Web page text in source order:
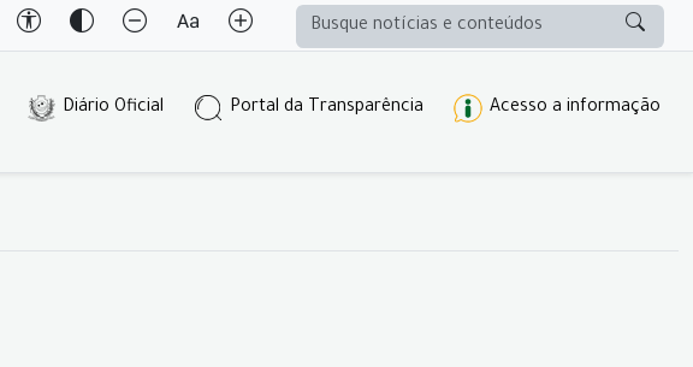
Diário Oficial Portal da Transparência Acesso a informação